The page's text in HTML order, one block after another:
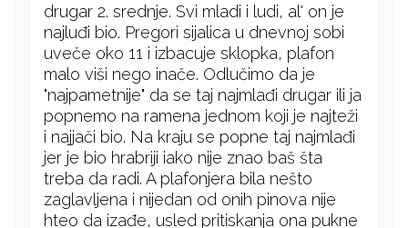
drugar 2. srednje. Svi mladi i ludi, al' on je
najluđi bio. Pregori sijalica u dnevnoj sobi
uveče oko 11 i izbacuje sklopka, plafon
malo viši nego inače. Odlučimo da je
"najpametnije" da se taj najmlađi drugar ili ja
popnemo na ramena jednom koji je najteži
i najjači bio. Na kraju se popne taj najmlađi
jer je bio hrabriji iako nije znao baš šta
treba da radi. A plafonjera bila nešto
zaglavljena i nijedan od onih pinova nije
hteo da izađe, usled pritiskanja ona pukne